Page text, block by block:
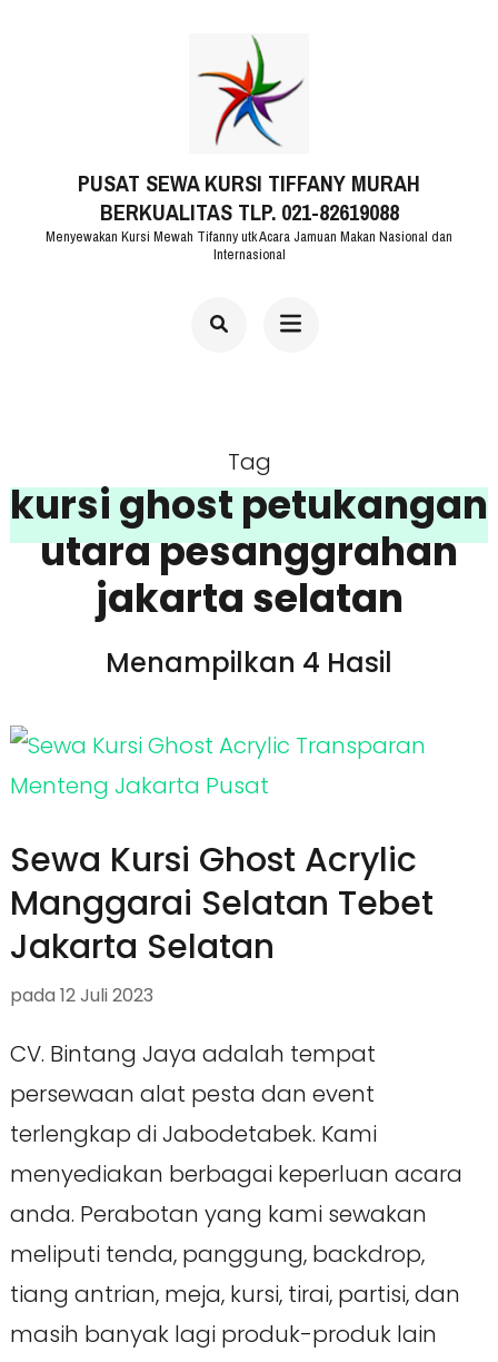
PUSAT SEWA KURSI TIFFANY MURAH
BERKUALITAS TLP. 021-82619088
Menyewakan Kursi Mewah Tifanny utk Acara Jamuan Makan Nasional dan
Internasional
Tag
kursi ghost petukangan
utara pesanggrahan
jakarta selatan
Menampilkan 4 Hasil
Sewa Kursi Ghost Acrylic
Manggarai Selatan Tebet
Jakarta Selatan
pada 12 Juli 2023
CV. Bintang Jaya adalah tempat
persewaan alat pesta dan event
terlengkap di Jabodetabek. Kami
menyediakan berbagai keperluan acara
anda. Perabotan yang kami sewakan
meliputi tenda, panggung, backdrop,
tiang antrian, meja, kursi, tirai, partisi, dan
masih banyak lagi produk-produk lain